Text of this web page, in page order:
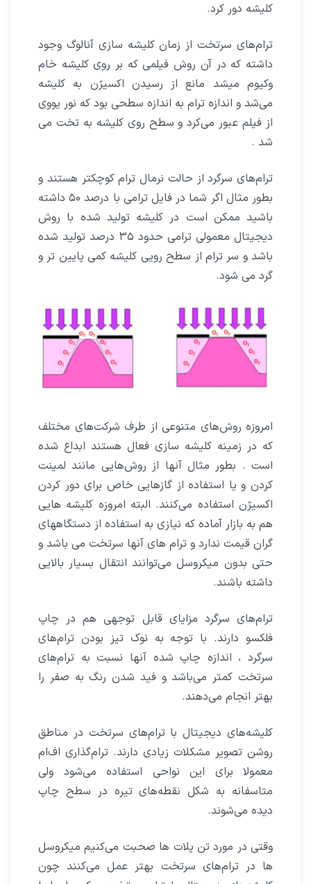
کلیشه دور کرد.
ترام‌های سرتخت از زمان کلیشه سازی آنالوگ وجود
داشته که در آن روش فیلمی که بر روی کلیشه خام
وکیوم میشد مانع از رسیدن اکسیژن به کلیشه
می‌شد و اندازه ترام به اندازه سطحی بود که نور یووی
از فیلم عبور می‌کرد و سطح روی کلیشه به تخت می
شد .
ترام‌های سرگرد از حالت نرمال ترام کوچکتر هستند و
بطور مثال اگر شما در فایل ترامی با درصد ۵۰ داشته
باشید ممکن است در کلیشه تولید شده با روش
دیجیتال معمولی ترامی حدود ۳۵ درصد تولید شده
باشد و سر ترام از سطح رویی کلیشه کمی پایین تر و
گرد می شود.
امروزه روش‌های متنوعی از طرف شرکت‌های مختلف
که در زمینه کلیشه‌ سازی فعال هستند ابداع شده
است . بطور مثال آنها از روش‌هایی مانند لمینت
کردن و یا استفاده از گازهایی خاص برای دور کردن
اکسیژن استفاده می‌کنند. البته امروزه کلیشه هایی
هم به بازار آماده که نیازی به استفاده از دستگاههای
گران قیمت ندارد و ترام های آنها سرتخت می باشد و
حتی بدون میکروسل می‌توانند انتقال بسیار بالایی
داشته باشند.
ترام‌های سرگرد مزایای قابل توجهی هم در چاپ
فلکسو دارند. با توجه به نوک تیز بودن ترام‌های
سرگرد ، اندازه چاپ شده آنها نسبت به ترام‌های
سرتخت کمتر می‌باشد و فید شدن رنگ به صفر را
بهتر انجام می‌دهند.
کلیشه‌های دیجیتال با ترام‌های سرتخت در مناطق
روشن تصویر مشکلات زیادی دارند. ترام‌گذاری اف‌ام
معمولا برای این نواحی استفاده می‌شود ولی
متاسفانه به شکل نقطه‌های تیره در سطح چاپ
دیده می‌شوند.
وقتی در مورد تن پلات ها صحبت می‌کنیم میکروسل
ها در ترام‌های سرتخت بهتر عمل می‌کنند چون